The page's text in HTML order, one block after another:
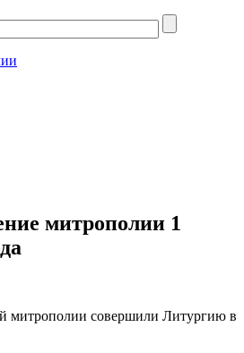
митрополии 1
митрополии совершили Литургию в